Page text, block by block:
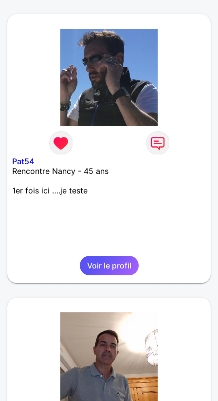
Pat54
Rencontre Nancy - 45 ans
1er fois ici ….je teste
Voir le profil